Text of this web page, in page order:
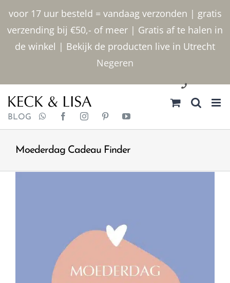
voor 17 uur besteld = vandaag verzonden | gratis
verzending bij €50,- of meer | Gratis af te halen in
de winkel | Bekijk de producten live in Utrecht
Negeren
Ga naar inhoud
030 2400000
BLOG
Moederdag Cadeau Finder